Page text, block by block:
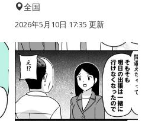
全国
2026年5月10日 17:35 更新